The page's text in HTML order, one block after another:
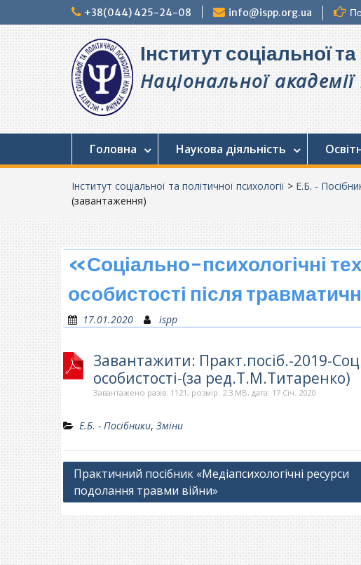
до
+38(044) 425-24-08 info@ispp.org.ua
Інститут соціальної
Національної
Головна Наукова діяльність
Інститут соціальної та політичної психології > Е.Б. -
(завантаження)
«Соціально-психологічні
особистості після
17.01.2020 ispp
Завантажити: Практ.посіб.-2019-
особистості-(за ред.Т.М.Титаренко)
Завантажено разів: 1121, розмір: 2.3 MB, дата: 17 Січ. 2020
Е.Б. - Посібники, Зміни
Навігація
записів
Практичний посібник «Медіапсихологічні ресурси
подолання травми війни»